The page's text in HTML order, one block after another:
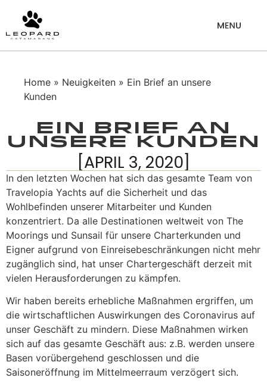
Home » Neuigkeiten » Ein Brief an unsere
Kunden
Ein Brief an
unsere Kunden
[APRIL 3, 2020]
In den letzten Wochen hat sich das gesamte Team von
Travelopia Yachts auf die Sicherheit und das
Wohlbefinden unserer Mitarbeiter und Kunden
konzentriert. Da alle Destinationen weltweit von The
Moorings und Sunsail für unsere Charterkunden und
Eigner aufgrund von Einreisebeschränkungen nicht mehr
zugänglich sind, hat unser Chartergeschäft derzeit mit
vielen Herausforderungen zu kämpfen.
Wir haben bereits erhebliche Maßnahmen ergriffen, um
die wirtschaftlichen Auswirkungen des Coronavirus auf
unser Geschäft zu mindern. Diese Maßnahmen wirken
sich auf das gesamte Geschäft aus: z.B. werden unsere
Basen vorübergehend geschlossen und die
Saisoneröffnung im Mittelmeerraum verzögert sich.